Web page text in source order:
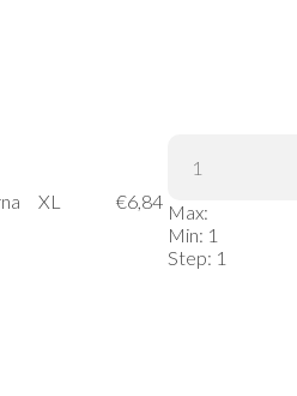
XL €6,84 Max:
Min: 1
Step: 1